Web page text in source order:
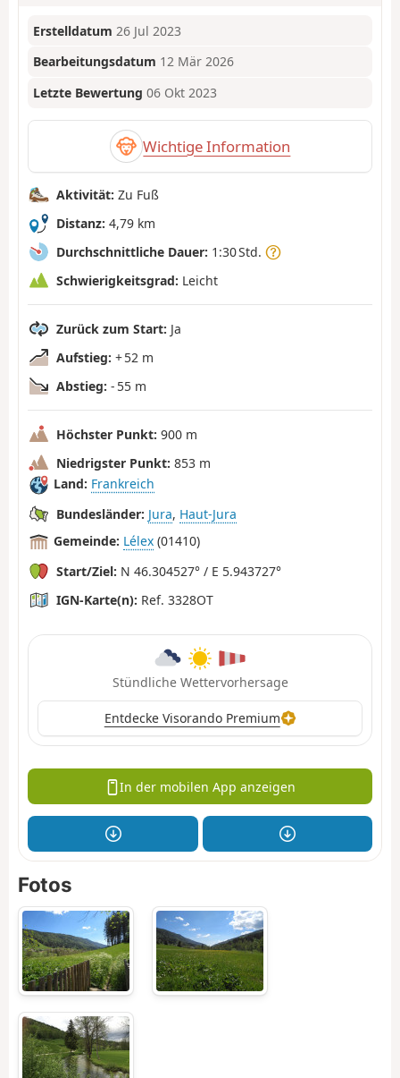
Erstelldatum 26 Jul 2023
Bearbeitungsdatum 12 Mär 2026
Letzte Bewertung 06 Okt 2023
Wichtige Information
Aktivität: Zu Fuß
Distanz: 4,79 km
Durchschnittliche Dauer: 1:30 Std.
Schwierigkeitsgrad: Leicht
Zurück zum Start: Ja
Aufstieg: + 52 m
Abstieg: - 55 m
Höchster Punkt: 900 m
Niedrigster Punkt: 853 m
Land: Frankreich
Bundesländer: Jura, Haut-Jura
Gemeinde: Lélex (01410)
Start/Ziel: N 46.304527° / E 5.943727°
IGN-Karte(n): Ref. 3328OT
Stündliche Wettervorhersage
Entdecke Visorando Premium
In der mobilen App anzeigen
Fotos